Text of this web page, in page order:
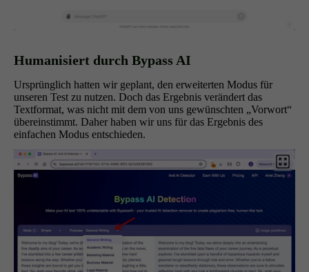
Humanisiert durch Bypass AI
Ursprünglich hatten wir geplant, den erweiterten Modus für
unseren Test zu nutzen. Doch das Ergebnis verändert das
Textformat, was nicht mit dem von uns gewünschten „Vorwort“
übereinstimmt. Daher haben wir uns für das Ergebnis des
einfachen Modus entschieden.